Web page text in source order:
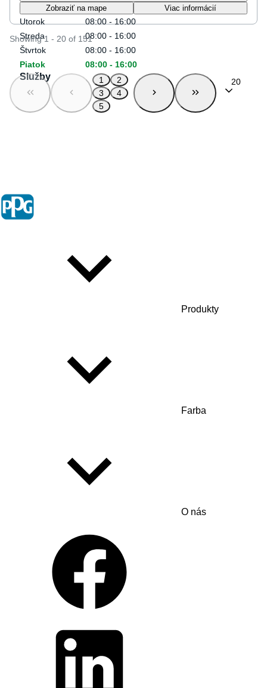
Pondelok
08:00 - 16:00
Utorok
08:00 - 16:00
Streda
08:00 - 16:00
Štvrtok
08:00 - 16:00
Piatok
08:00 - 16:00
Služby
Zobraziť na mape
Viac informácií
Showing 1 - 20 of 151
1
2
3
4
5
20
Produkty
Farba
O nás